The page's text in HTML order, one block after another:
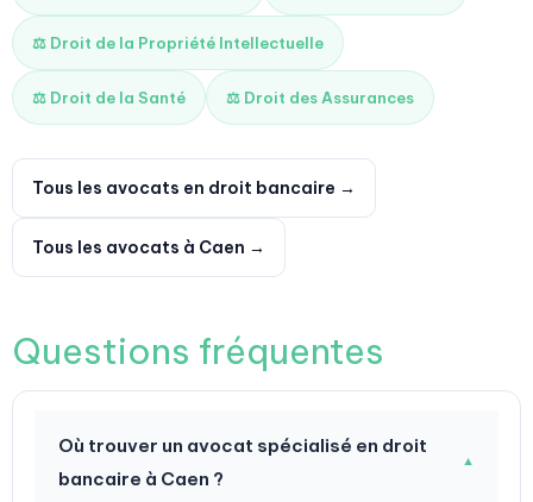
⚖️ Droit de la Propriété Intellectuelle
⚖️ Droit de la Santé ⚖️ Droit des Assurances
Tous les avocats en droit bancaire →
Tous les avocats à Caen →
Questions fréquentes
Où trouver un avocat spécialisé en droit
bancaire à Caen ?
▼